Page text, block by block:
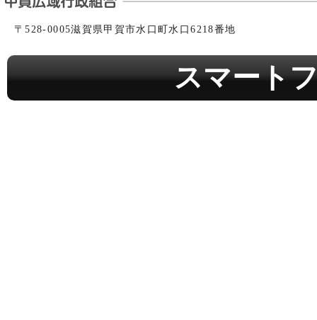
〒528-0005滋賀県甲賀市水口町水口6218番地
スマート